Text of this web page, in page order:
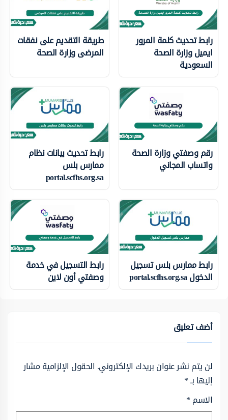
رابط تحديث كلمة المرور
ايميل وزارة الصحة
السعودية
طريقة التقديم على نفقات
المرضى وزارة الصحة
رقم وصفتي وزارة الصحة
واتساب المجاني
رابط تحديث بيانات نظام
ممارس بلس
portal.scfhs.org.sa
رابط ممارس بلس تسجيل
الدخول portal.scfhs.org.sa
رابط التسجيل في خدمة
وصفتي أون لاين
أضف تعليق
لن يتم نشر عنوان بريدك الإلكتروني. الحقول الإلزامية مشار
إليها بـ*
الاسم*